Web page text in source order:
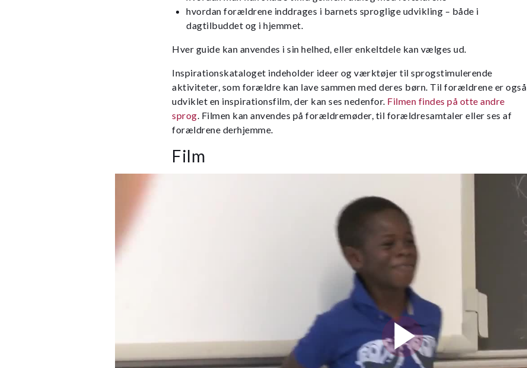
hvordan forældrene inddrages i barnets sproglige udvikling – både i
dagtilbuddet og i hjemmet.
Hver guide kan anvendes i sin helhed, eller enkeltdele kan vælges ud.
Inspirationskataloget indeholder ideer og værktøjer til sprogstimulerende
aktiviteter, som forældre kan lave sammen med deres børn. Til forældrene er også
udviklet en inspirationsfilm, der kan ses nedenfor. Filmen findes på otte andre
sprog. Filmen kan anvendes på forældremøder, til forældresamtaler eller ses af
forældrene derhjemme.
Film